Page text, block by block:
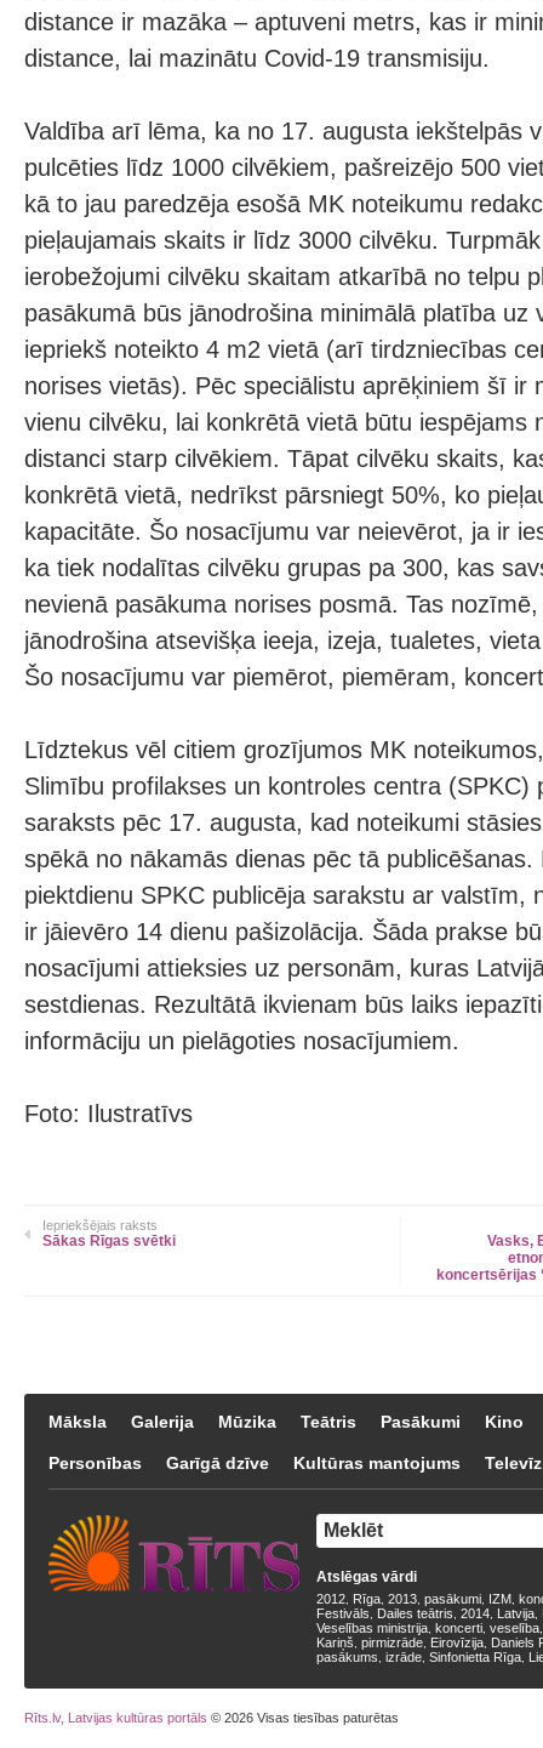
distance ir mazāka – aptuveni metrs, kas ir
distance, lai mazinātu Covid-19 transmisiju.
Valdība arī lēma, ka no 17. augusta iekštelpās
pulcēties līdz 1000 cilvēkiem, pašreizējo 500
kā to jau paredzēja esošā MK noteikumu
pieļaujamais skaits ir līdz 3000 cilvēku.
ierobežojumi cilvēku skaitam atkarībā no telpu
pasākumā būs jānodrošina minimālā platība uz
iepriekš noteikto 4 m2 vietā (arī tirdzniecības
norises vietās). Pēc speciālistu aprēķiniem šī ir
vienu cilvēku, lai konkrētā vietā būtu iespējams
distanci starp cilvēkiem. Tāpat cilvēku skaits,
konkrētā vietā, nedrīkst pārsniegt 50%, ko
kapacitāte. Šo nosacījumu var neievērot, ja ir
ka tiek nodalītas cilvēku grupas pa 300, kas
nevienā pasākuma norises posmā. Tas
jānodrošina atsevišķa ieeja, izeja, tualetes,
Šo nosacījumu var piemērot, piemēram,
Līdztekus vēl citiem grozījumos MK
Slimību profilakses un kontroles centra (SPKC)
saraksts pēc 17. augusta, kad noteikumi
spēkā no nākamās dienas pēc tā
piektdienu SPKC publicēja sarakstu ar valstīm,
ir jāievēro 14 dienu pašizolācija. Šāda prakse
nosacījumi attieksies uz personām, kuras
sestdienas. Rezultātā ikvienam būs laiks
informāciju un pielāgoties nosacījumiem.
Foto: Ilustratīvs
Iepriekšējais raksts
Sākas Rīgas svētki
Vasks,
koncertsērijas
Māksla Galerija Mūzika Teātris Pasākumi Kino
Personības Garīgā dzīve Kultūras mantojums
Atslēgas vārdi
2012 Rīga 2013 pasākumi IZM
Festivāls
Dailes teātris 2014 Latvija
Veselības ministrija koncerti veselība
Kariņš pirmizrāde Eirovīzija Daniels
pasākums izrāde Sinfonietta Rīga
Rīts.lv, Latvijas kultūras portāls © 2026 Visas tiesības paturētas